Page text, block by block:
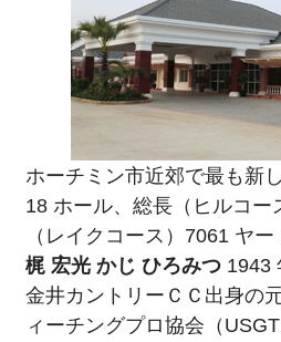
ホーチミン市近郊で最も新
18 ホール、総長（ヒルコー
（レイクコース）7061 ヤー
梶 宏光 かじ ひろみつ1943
金井カントリーＣＣ出身の
ィーチングプロ協会（